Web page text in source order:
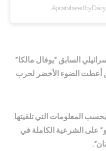
A post shared by
السابق “يوفال مالكا”
أعطت الضوء الأخضر لحرب
الإسرائيلية: “بحسب المعلومات التي تلقيتها
على الشرعية الكاملة في